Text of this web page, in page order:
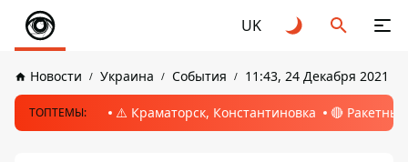
UK
Новости Украина События 11:43, 24 Декабря 2021
ТОПТЕМЫ: ⚠️ Краматорск, Константиновка 🔴